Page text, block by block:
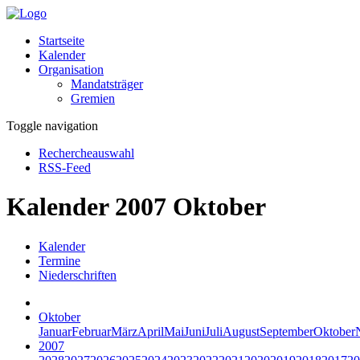
Startseite
Kalender
Organisation
Mandatsträger
Gremien
Toggle navigation
Rechercheauswahl
RSS-Feed
Kalender 2007 Oktober
Kalender
Termine
Niederschriften
Oktober
JanuarFebruarMärzAprilMaiJuniJuliAugustSeptemberOktober
2007